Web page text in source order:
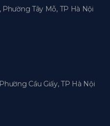
Tây Mỗ, TP Hà Nội
Cầu Giấy, TP Hà Nội